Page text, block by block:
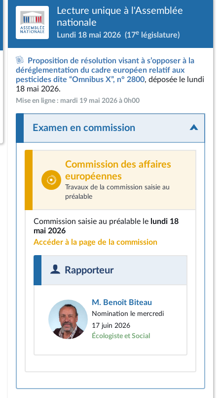
Lecture unique à l'Assemblée
nationale
Lundi 18 mai 2026 (17elégislature)
Proposition de résolution visant à s’opposer à la
déréglementation du cadre européen relatif aux
pesticides dite “Omnibus X”, n° 2800, déposée le lundi
18 mai 2026.
Mise en ligne : mardi 19 mai 2026 à 0h00
Examen en commission
Commission des affaires
européennes
Travaux de la commission saisie au
préalable
Commission saisie au préalable le lundi 18
mai 2026
Accéder à la page de la commission
Rapporteur
M. Benoît Biteau
Nomination le mercredi
17 juin 2026
Écologiste et Social